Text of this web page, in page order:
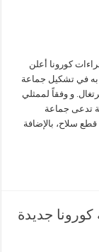
كورونا أعلن
به في تشكيل جماعة
و وفقاً لممثلي
تدعى جماعة
فبراير 2021 ومايو 2021. و إنتاج قطع سلاح، بالإضافة
جديدة